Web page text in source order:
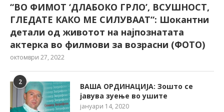
“ВО ФИМОТ ‘ДЛАБОКО ГРЛО’, ВСУШНОСТ,
ГЛЕДАТЕ КАКО МЕ СИЛУВААТ“: Шокантни
детали од животот на најпознатата
актерка во филмови за возрасни (ФОТО)
октомври 27, 2022
2
ВАША ОРДИНАЦИЈА: Зошто се
јавува зуење во ушите
јануари 14, 2020